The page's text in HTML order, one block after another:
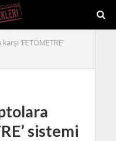
‘FETÖMETRE’
sistemi